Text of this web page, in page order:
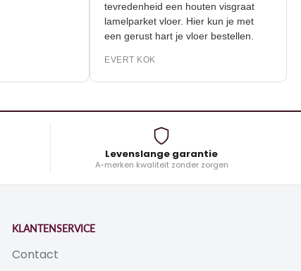
tevredenheid een houten visgraat
lamelparket vloer. Hier kun je met
een gerust hart je vloer bestellen.
EVERT KOK
Levenslange garantie
A-merken kwaliteit zonder zorgen
KLANTENSERVICE
Contact